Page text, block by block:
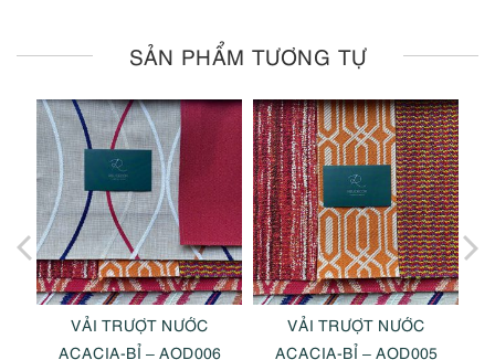
SẢN PHẨM TƯƠNG TỰ
VẢI TRƯỢT NƯỚC
ACACIA-BỈ – AOD006
VẢI TRƯỢT NƯỚC
ACACIA-BỈ – AOD005